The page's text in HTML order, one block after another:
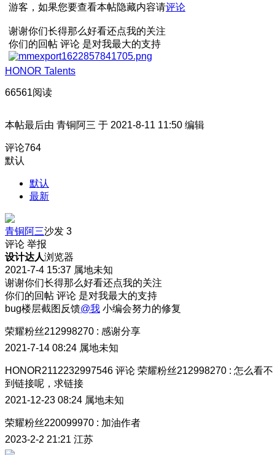
游客，如果您要查看本帖隐藏内容请评论
谢谢你们长得那么好看还点我的关注
你们的回帖 评论 是对我最大的支持
HONOR Talents
66561阅读
本帖最后由 青铜阿三 于 2021-8-11 11:50 编辑
评论764
默认
默认
最新
青铜阿三沙发 3
评论 举报
设计达人浏览器
2021-7-4 15:37 属地未知
谢谢你们长得那么好看还点我的关注
你们的回帖 评论 是对我最大的支持
bug楼层截图反馈@我 小编会努力的修复
荣耀粉丝212998270 : 感谢分享
2021-7-14 08:24 属地未知
HONOR2112232997546 评论 荣耀粉丝212998270 : 怎么看不
到链接呢，求链接
2021-12-23 08:24 属地未知
荣耀粉丝220099970 : 加油作者
2023-2-2 21:21 江苏